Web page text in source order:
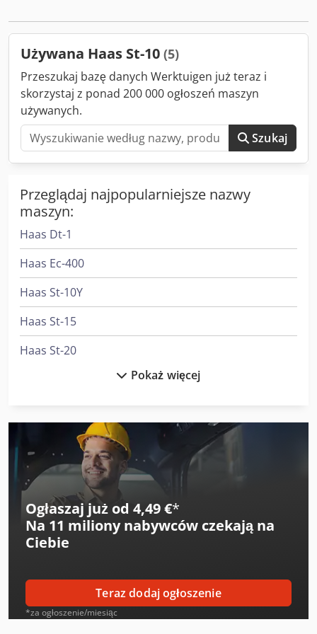
Używana Haas St-10 (5)
Przeszukaj bazę danych Werktuigen już teraz i
skorzystaj z ponad 200 000 ogłoszeń maszyn
używanych.
Szukaj
Przeglądaj najpopularniejsze nazwy
maszyn:
Haas Dt-1
Haas Ec-400
Haas St-10Y
Haas St-15
Haas St-20
Haas St-30Y
Haas St-40
Haas Tl-1
Haas Tl-2
Haas Tm-1P
Haas Tm-2
Pokaż więcej
Ogłaszaj już od 4,49 €*
Na 11 miliony nabywców czekają na
Ciebie
Teraz dodaj ogłoszenie
*za ogłoszenie/miesiąc